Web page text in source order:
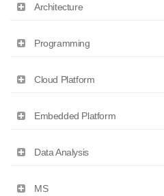
Architecture
Programming
Cloud Platform
Embedded Platform
Data Analysis
MS